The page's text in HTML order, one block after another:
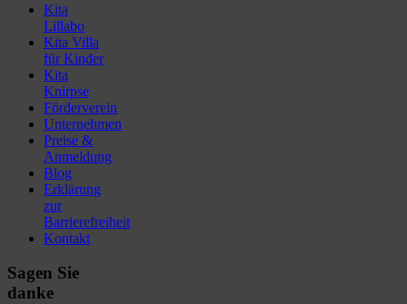
Kita
Lillabo
Kita Villa
für Kinder
Kita
Knirpse
Förderverein
Unternehmen
Preise &
Anmeldung
Blog
Erklärung
zur
Barrierefreiheit
Kontakt
Sagen Sie
danke